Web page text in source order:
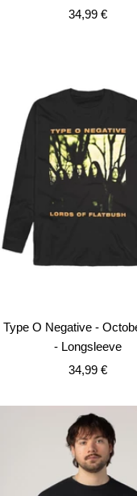
Angebotspreis
34,99 €
Type O Negative -
- Longsleeve
Angebotspreis
34,99 €